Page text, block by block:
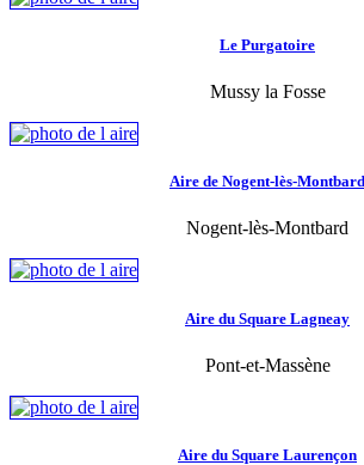
Le Purgatoire
Mussy la Fosse
Aire de Nogent-lès-Montbard
Nogent-lès-Montbard
Aire du Square Lagneay
Pont-et-Massène
Aire du Square Laurençon